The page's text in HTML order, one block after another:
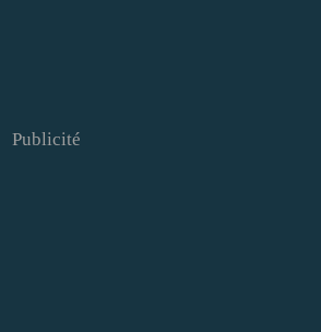
Publicité